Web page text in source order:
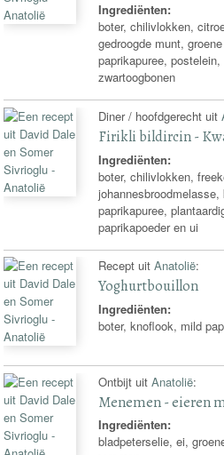
Ingrediënten:
boter, chilivlokken,
gedroogde munt,
paprikapuree,
zwartoogbonen
Diner / hoofdgerecht uit
Firikli bildircin -
Ingrediënten:
boter, chilivlokken,
paprikapuree,
paprikapoeder en ui
Recept uitAnatolië:
Yoghurtbouillon
Ingrediënten:
boter, knoflook, mild
Ontbijt uitAnatolië:
Menemen - eieren
Ingrediënten:
bladpeterselie, ei,